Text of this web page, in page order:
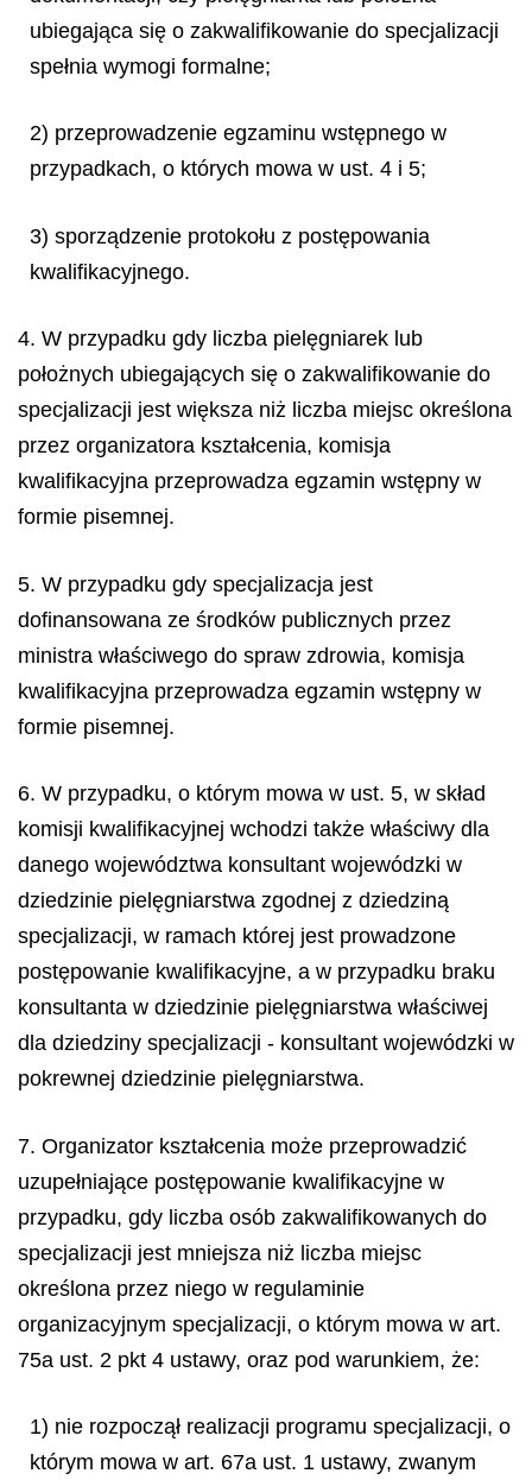
ubiegająca się o zakwalifikowanie do specjalizacji
spełnia wymogi formalne;
2) przeprowadzenie egzaminu wstępnego w
przypadkach, o których mowa w ust. 4 i 5;
3) sporządzenie protokołu z postępowania
kwalifikacyjnego.
4. W przypadku gdy liczba pielęgniarek lub
położnych ubiegających się o zakwalifikowanie do
specjalizacji jest większa niż liczba miejsc określona
przez organizatora kształcenia, komisja
kwalifikacyjna przeprowadza egzamin wstępny w
formie pisemnej.
5. W przypadku gdy specjalizacja jest
dofinansowana ze środków publicznych przez
ministra właściwego do spraw zdrowia, komisja
kwalifikacyjna przeprowadza egzamin wstępny w
formie pisemnej.
6. W przypadku, o którym mowa w ust. 5, w skład
komisji kwalifikacyjnej wchodzi także właściwy dla
danego województwa konsultant wojewódzki w
dziedzinie pielęgniarstwa zgodnej z dziedziną
specjalizacji, w ramach której jest prowadzone
postępowanie kwalifikacyjne, a w przypadku braku
konsultanta w dziedzinie pielęgniarstwa właściwej
dla dziedziny specjalizacji - konsultant wojewódzki w
pokrewnej dziedzinie pielęgniarstwa.
7. Organizator kształcenia może przeprowadzić
uzupełniające postępowanie kwalifikacyjne w
przypadku, gdy liczba osób zakwalifikowanych do
specjalizacji jest mniejsza niż liczba miejsc
określona przez niego w regulaminie
organizacyjnym specjalizacji, o którym mowa w art.
75a ust. 2 pkt 4 ustawy, oraz pod warunkiem, że:
1) nie rozpoczął realizacji programu specjalizacji, o
którym mowa w art. 67a ust. 1 ustawy, zwanym